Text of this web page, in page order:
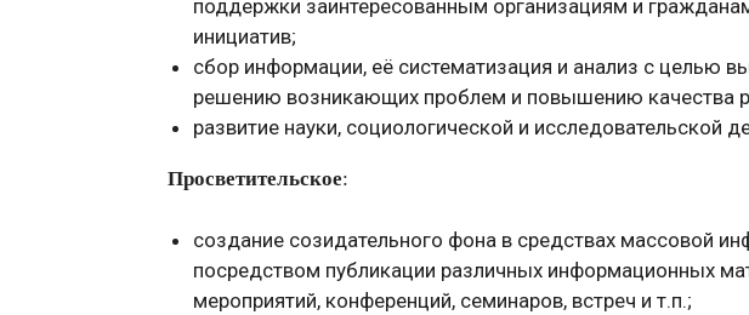
поддержки заинтересованным организациям и
инициатив;
сбор информации, её систематизация и анализ с целью
решению возникающих проблем и повышению качества
развитие науки, социологической и исследовательской
Просветительское:
создание созидательного фона в средствах массовой
посредством публикации различных информационных
мероприятий, конференций, семинаров, встреч и т.п.;